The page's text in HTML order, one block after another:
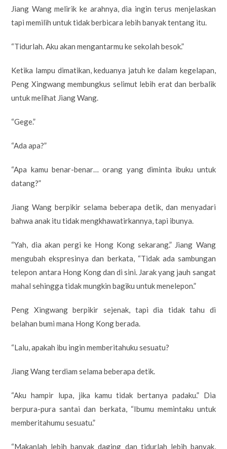
Jiang Wang melirik ke arahnya, dia ingin terus menjelaskan
tapi memilih untuk tidak berbicara lebih banyak tentang itu.
“Tidurlah. Aku akan mengantarmu ke sekolah besok.”
Ketika lampu dimatikan, keduanya jatuh ke dalam kegelapan,
Peng Xingwang membungkus selimut lebih erat dan berbalik
untuk melihat Jiang Wang.
“Gege.”
“Ada apa?”
“Apa kamu benar-benar… orang yang diminta ibuku untuk
datang?”
Jiang Wang berpikir selama beberapa detik, dan menyadari
bahwa anak itu tidak mengkhawatirkannya, tapi ibunya.
“Yah, dia akan pergi ke Hong Kong sekarang.” Jiang Wang
mengubah ekspresinya dan berkata, “Tidak ada sambungan
telepon antara Hong Kong dan di sini. Jarak yang jauh sangat
mahal sehingga tidak mungkin bagiku untuk menelepon.”
Peng Xingwang berpikir sejenak, tapi dia tidak tahu di
belahan bumi mana Hong Kong berada.
“Lalu, apakah ibu ingin memberitahuku sesuatu?
Jiang Wang terdiam selama beberapa detik.
“Aku hampir lupa, jika kamu tidak bertanya padaku.” Dia
berpura-pura santai dan berkata, “Ibumu memintaku untuk
memberitahumu sesuatu.”
“Makanlah lebih banyak daging dan tidurlah lebih banyak,